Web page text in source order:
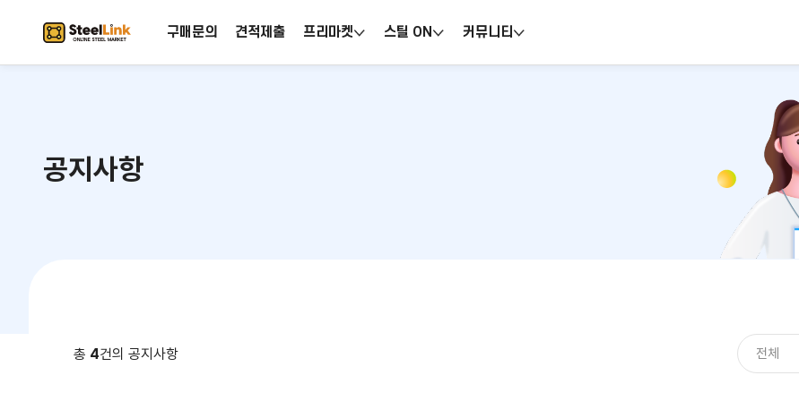
구매문의 견적제출 프리마켓 스틸 ON 커뮤니티
공지사항
총 4건의 공지사항 전체